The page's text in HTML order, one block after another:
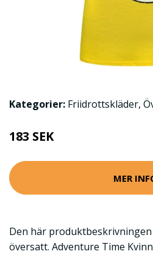
Kategorier: Friidrottskläder,
183 SEK
MER
Den här
översatt. Adventure Time